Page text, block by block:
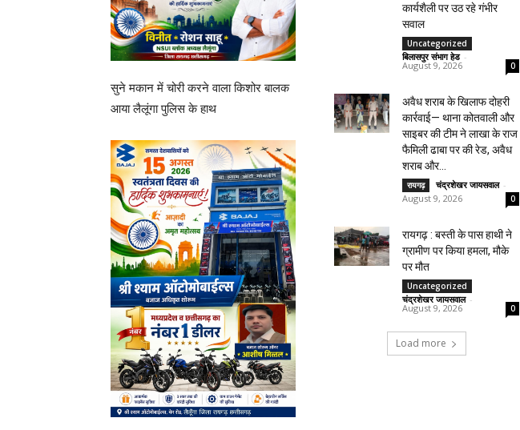
सुने मकान में चोरी करने वाला किशोर बालक
आया लैलूंगा पुलिस के हाथ
कार्यशैली पर उठ रहे गंभीर
सवाल
Uncategorized
बिलासपुर संभाग हेड -
August 9, 2026 0
अवैध शराब के खिलाफ दोहरी
कार्रवाई— थाना कोतवाली और
साइबर की टीम ने लाखा के राज
फैमिली ढाबा पर की रेड, अवैध
शराब और...
रायगढ़ चंद्रशेखर जायसवाल -
August 9, 2026
0
रायगढ़ : बस्ती के पास हाथी ने
ग्रामीण पर किया हमला, मौके
पर मौत
Uncategorized
चंद्रशेखर जायसवाल -
August 9, 2026 0
Load more